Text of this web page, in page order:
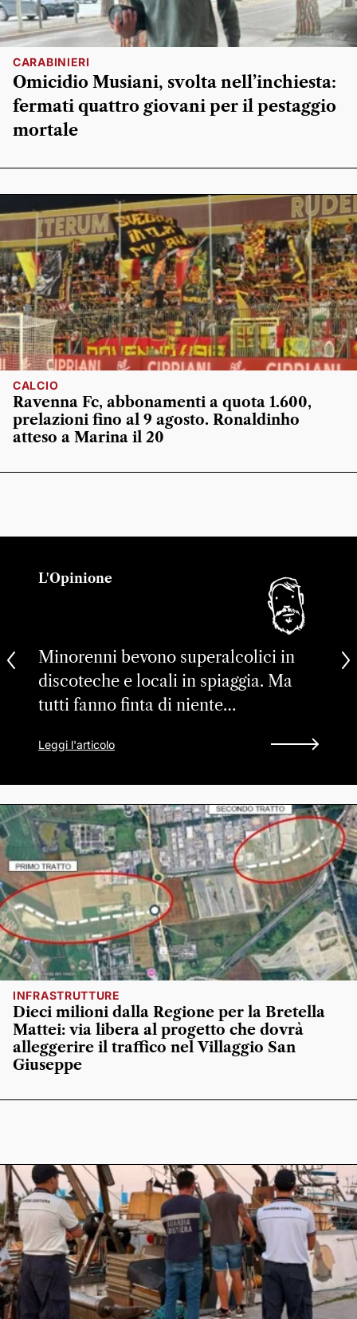
CARABINIERI
Omicidio Musiani, svolta nell’inchiesta:
fermati quattro giovani per il pestaggio
mortale
CALCIO
Ravenna Fc, abbonamenti a quota 1.600,
prelazioni fino al 9 agosto. Ronaldinho
atteso a Marina il 20
L'Opinione
Minorenni bevono superalcolici in
discoteche e locali in spiaggia. Ma
tutti fanno finta di niente…
Leggi l'articolo
INFRASTRUTTURE
Dieci milioni dalla Regione per la Bretella
Mattei: via libera al progetto che dovrà
alleggerire il traffico nel Villaggio San
Giuseppe